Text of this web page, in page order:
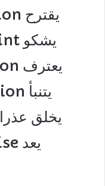
Make a suggestion يقترح
Make a complaint يشكو
Make a confession يعترف
Make a prediction يتنبأ
Make an excuse يخلق عذرا
Make a promise يعد